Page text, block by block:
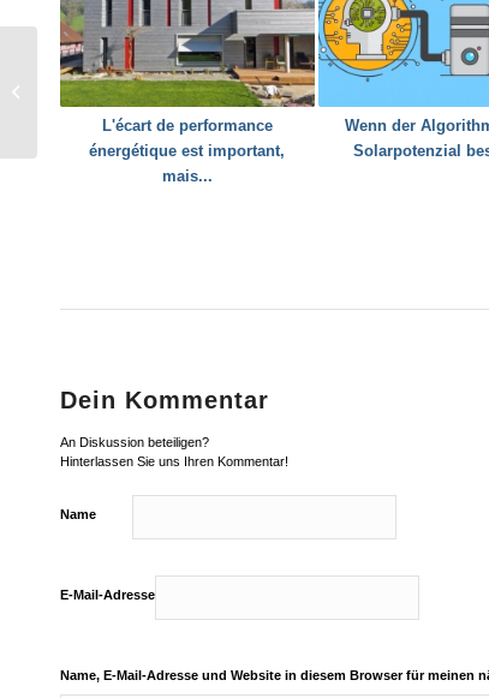
L'écart de performance
énergétique est important,
mais...
Wenn der
Solarpotenzial
Dein Kommentar
An Diskussion beteiligen?
Hinterlassen Sie uns Ihren Kommentar!
Name
E-Mail-Adresse
Name, E-Mail-Adresse und Website in diesem Browser für meinen
«Jeder Liter zählt» –
Neue Kampagne von
«Eco-Drive»